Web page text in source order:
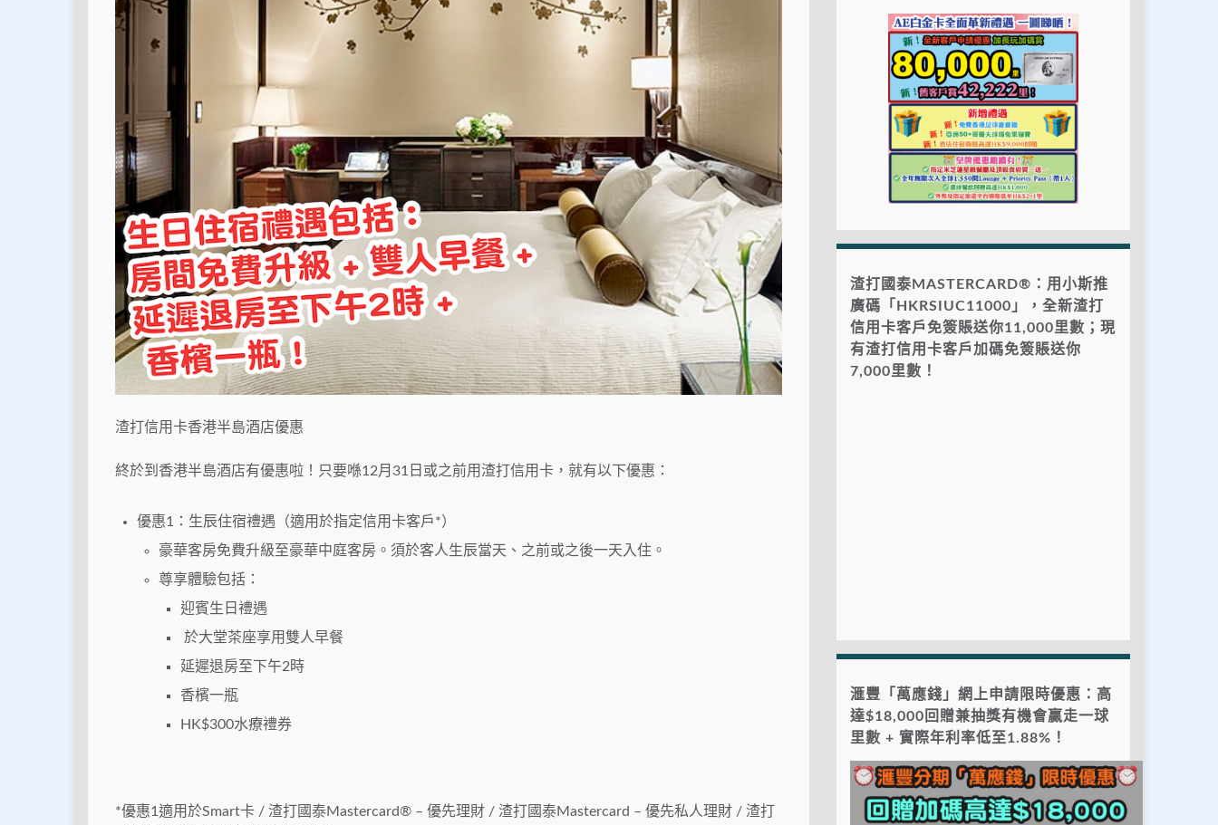
渣打信用卡香港半島酒店優惠
終於到香港半島酒店有優惠啦！只要喺12月31日或之前用渣打信用卡，就有以下優惠：
優惠1：生辰住宿禮遇（適用於指定信用卡客戶*）
豪華客房免費升級至豪華中庭客房。須於客人生辰當天、之前或之後一天入住。
尊享體驗包括：
迎賓生日禮遇
於大堂茶座享用雙人早餐
延遲退房至下午2時
香檳一瓶
HK$300水療禮券
*優惠1適用於Smart卡 / 渣打國泰Mastercard® – 優先理財 / 渣打國泰Mastercard – 優先私人理財 / 渣打
渣打國泰MASTERCARD®：用小斯推
廣碼「HKRSIUC11000」，全新渣打
信用卡客戶免簽賬送你11,000里數；現
有渣打信用卡客戶加碼免簽賬送你
7,000里數！
滙豐「萬應錢」網上申請限時優惠：高
達$18,000回贈兼抽獎有機會贏走一球
里數 + 實際年利率低至1.88%！